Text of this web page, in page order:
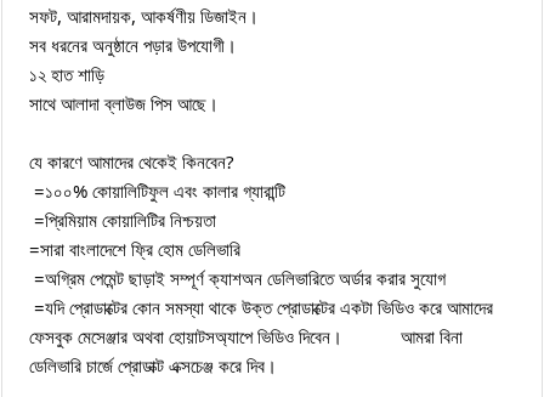
সফট, আরামদায়ক, আকর্ষণীয় ডিজাইন।
সব ধরনের অনুষ্ঠানে পড়ার উপযোগী।
১২ হাত শাড়ি
সাথে আলাদা ব্লাউজ পিস আছে।
যে কারণে আমাদের থেকেই কিনবেন?
=১০০% কোয়ালিটিফুল এবং কালার গ্যারান্টি
=প্রিমিয়াম কোয়ালিটির নিশ্চয়তা
=সারা বাংলাদেশে ফ্রি হোম ডেলিভারি
=অগ্রিম পেমেন্ট ছাড়াই সম্পূর্ণ ক্যাশঅন ডেলিভারিতে অর্ডার করার সুযোগ
=যদি প্রোডাক্টের কোন সমস্যা থাকে উক্ত প্রোডাক্টের একটা ভিডিও করে আমাদের
ফেসবুক মেসেঞ্জার অথবা হোয়াটসঅ্যাপে ভিডিও দিবেন। আমরা বিনা
ডেলিভারি চার্জে প্রোডাক্ট এক্সচেঞ্জ করে দিব।